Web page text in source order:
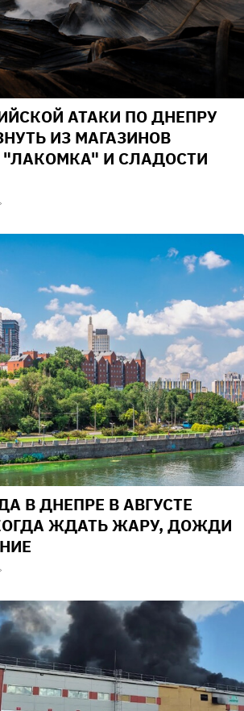
АТАКИ ПО ДНЕПРУ
ИЗ МАГАЗИНОВ
И СЛАДОСТИ
В ДНЕПРЕ В АВГУСТЕ
ЖДАТЬ ЖАРУ, ДОЖДИ